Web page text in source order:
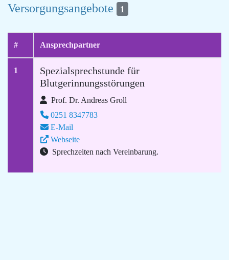
Versorgungsangebote 1
# Ansprechpartner
1
Spezialsprechstunde für
Blutgerinnungsstörungen
Prof. Dr. Andreas Groll
0251 8347783
E-Mail
Webseite
Sprechzeiten nach Vereinbarung.